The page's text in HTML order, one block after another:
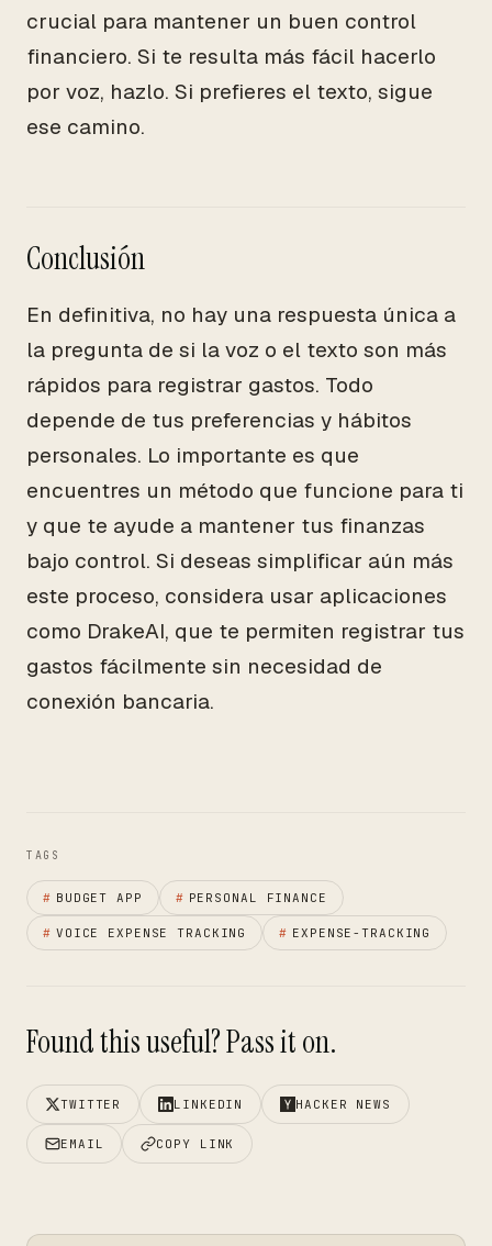
crucial para mantener un buen control
financiero. Si te resulta más fácil hacerlo
por voz, hazlo. Si prefieres el texto, sigue
ese camino.
Conclusión
En definitiva, no hay una respuesta única a
la pregunta de si la voz o el texto son más
rápidos para registrar gastos. Todo
depende de tus preferencias y hábitos
personales. Lo importante es que
encuentres un método que funcione para ti
y que te ayude a mantener tus finanzas
bajo control. Si deseas simplificar aún más
este proceso, considera usar aplicaciones
como DrakeAI, que te permiten registrar tus
gastos fácilmente sin necesidad de
conexión bancaria.
TAGS
# BUDGET APP # PERSONAL FINANCE
# VOICE EXPENSE TRACKING # EXPENSE-TRACKING
Found this useful? Pass it on.
TWITTER LINKEDIN HACKER NEWS
EMAIL COPY LINK